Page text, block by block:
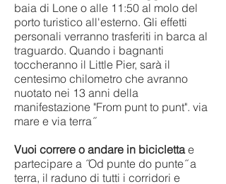
baia di Lone o alle 11:50 al molo del
porto turistico all'esterno. Gli effetti
personali verranno trasferiti in barca al
traguardo. Quando i bagnanti
toccheranno il Little Pier, sarà il
centesimo chilometro che avranno
nuotato nei 13 anni della
manifestazione "From punt to punt". via
mare e via terra˝
Vuoi correre o andare in biciclettae
partecipare a ˝Od punte do punte˝ a
terra, il raduno di tutti i corridori e